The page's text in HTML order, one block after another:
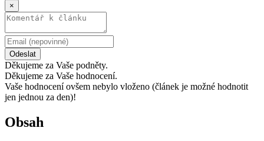
×
Odeslat
Děkujeme za Vaše podněty.
Děkujeme za Vaše hodnocení.
Vaše hodnocení ovšem nebylo vloženo (článek je možné hodnotit
jen jednou za den)!
Obsah